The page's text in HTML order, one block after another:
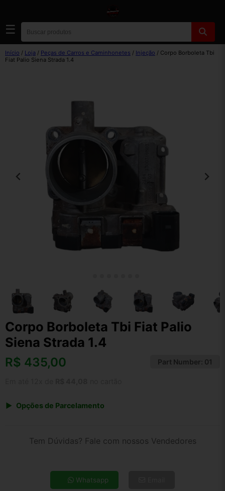
☰
Início / Loja / Peças de Carros e Caminhonetes / Injeção / Corpo Borboleta Tbi
Fiat Palio Siena Strada 1.4
Corpo Borboleta Tbi Fiat Palio
Siena Strada 1.4
R$ 435,00 Part Number: 01
Opções de Parcelamento
6x de R$ 82,40
Tem Dúvidas? Fale com nossos Vendedores
Whatsapp